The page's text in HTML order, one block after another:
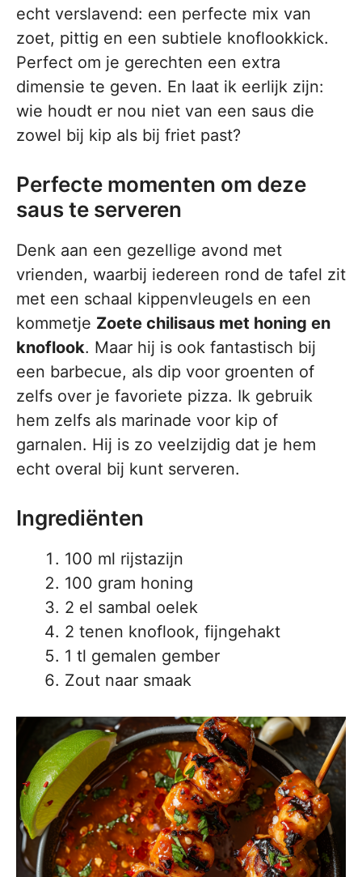
echt verslavend: een perfecte mix van
zoet, pittig en een subtiele knoflookkick.
Perfect om je gerechten een extra
dimensie te geven. En laat ik eerlijk zijn:
wie houdt er nou niet van een saus die
zowel bij kip als bij friet past?
Perfecte momenten om deze
saus te serveren
Denk aan een gezellige avond met
vrienden, waarbij iedereen rond de tafel zit
met een schaal kippenvleugels en een
kommetje Zoete chilisaus met honing en
knoflook. Maar hij is ook fantastisch bij
een barbecue, als dip voor groenten of
zelfs over je favoriete pizza. Ik gebruik
hem zelfs als marinade voor kip of
garnalen. Hij is zo veelzijdig dat je hem
echt overal bij kunt serveren.
Ingrediënten
100 ml rijstazijn
100 gram honing
2 el sambal oelek
2 tenen knoflook, fijngehakt
1 tl gemalen gember
Zout naar smaak